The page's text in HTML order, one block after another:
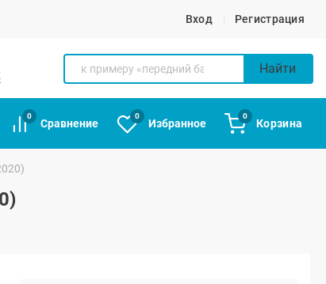
Вход Регистрация
Найти
0
Сравнение
0
Избранное
0
Корзина